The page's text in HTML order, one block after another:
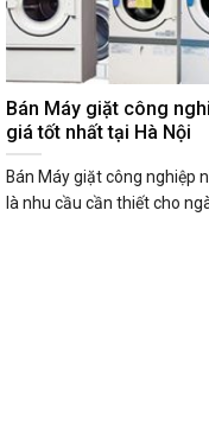
Bán Máy giặt công
giá tốt nhất tại Hà Nội
Bán Máy giặt công nghiệp
là nhu cầu cần thiết cho